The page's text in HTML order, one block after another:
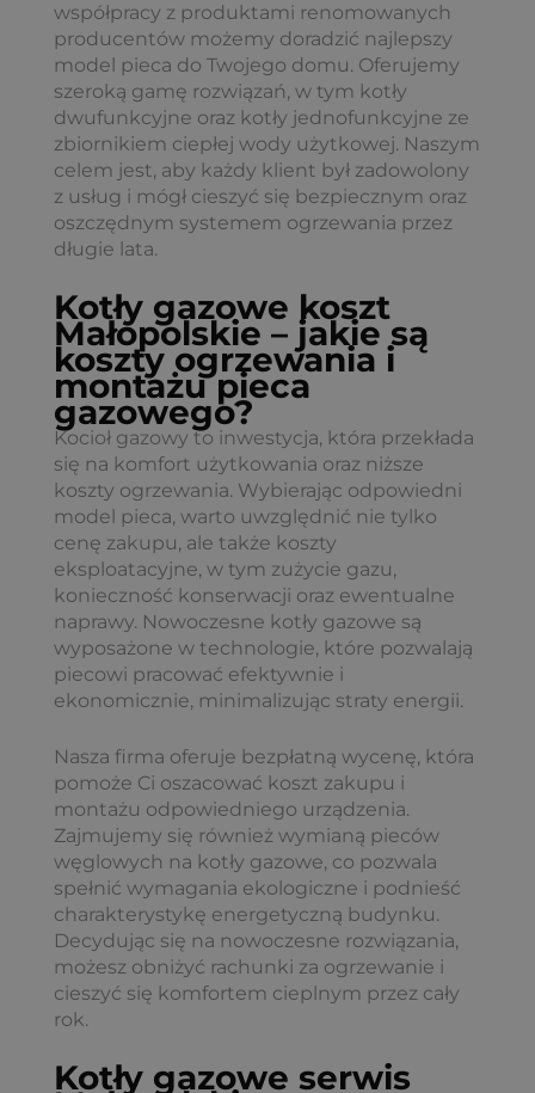
współpracy z produktami renomowanych
producentów możemy doradzić najlepszy
model pieca do Twojego domu. Oferujemy
szeroką gamę rozwiązań, w tym kotły
dwufunkcyjne oraz kotły jednofunkcyjne ze
zbiornikiem ciepłej wody użytkowej. Naszym
celem jest, aby każdy klient był zadowolony
z usług i mógł cieszyć się bezpiecznym oraz
oszczędnym systemem ogrzewania przez
długie lata.
Kotły gazowe koszt
Małopolskie – jakie są
koszty ogrzewania i
montażu pieca
gazowego?
Kocioł gazowy to inwestycja, która przekłada
się na komfort użytkowania oraz niższe
koszty ogrzewania. Wybierając odpowiedni
model pieca, warto uwzględnić nie tylko
cenę zakupu, ale także koszty
eksploatacyjne, w tym zużycie gazu,
konieczność konserwacji oraz ewentualne
naprawy. Nowoczesne kotły gazowe są
wyposażone w technologie, które pozwalają
piecowi pracować efektywnie i
ekonomicznie, minimalizując straty energii.
Nasza firma oferuje bezpłatną wycenę, która
pomoże Ci oszacować koszt zakupu i
montażu odpowiedniego urządzenia.
Zajmujemy się również wymianą pieców
węglowych na kotły gazowe, co pozwala
spełnić wymagania ekologiczne i podnieść
charakterystykę energetyczną budynku.
Decydując się na nowoczesne rozwiązania,
możesz obniżyć rachunki za ogrzewanie i
cieszyć się komfortem cieplnym przez cały
rok.
Kotły gazowe serwis